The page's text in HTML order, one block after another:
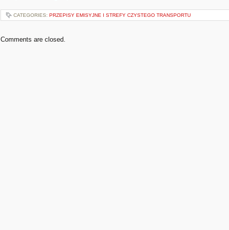
CATEGORIES: PRZEPISY EMISYJNE I STREFY CZYSTEGO TRANSPORTU
Comments are closed.